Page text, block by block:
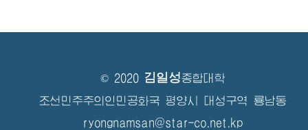
© 2020 김일성종합대학
조선민주주의인민공화국 평양시 대성구역 룡남동
ryongnamsan@star-co.net.kp